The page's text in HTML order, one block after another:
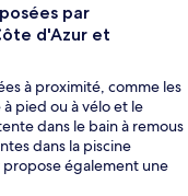
par
d'Azur et
à proximité, comme les
pied ou à vélo et le
dans le bain à remous
dans la piscine
propose également une